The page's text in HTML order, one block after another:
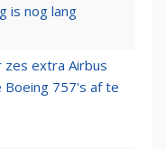
is nog lang
zes extra Airbus
757's af te